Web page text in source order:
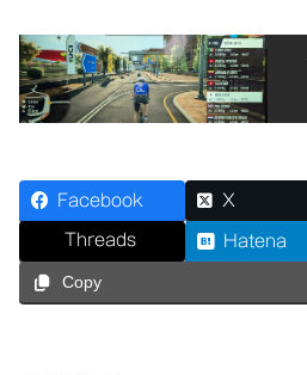
Facebook X
Threads Hatena
Copy